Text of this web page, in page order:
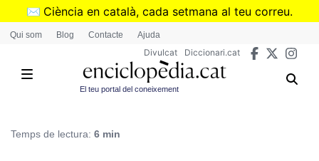
Vés
✉️ Ciència en català, cada setmana al teu correu.
➜Subscriu-te al butlletí de Divulcat
Qui som Blog Contacte Ajuda
Divulcat Diccionari.cat
El teu portal del coneixement
Temps de lectura: 6 min